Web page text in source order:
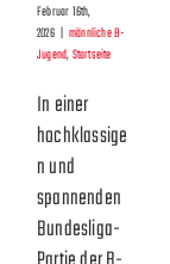
Februar 16th,
2026 | männliche B-
Jugend,Startseite
In einer
hochklassige
n und
spannenden
Bundesliga-